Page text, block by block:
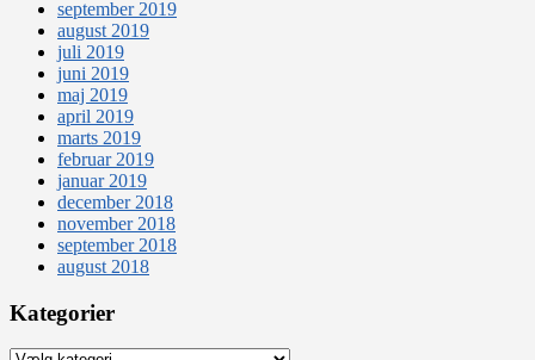
september 2019
august 2019
juli 2019
juni 2019
maj 2019
april 2019
marts 2019
februar 2019
januar 2019
december 2018
november 2018
september 2018
august 2018
Kategorier